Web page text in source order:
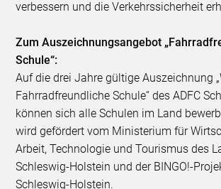
verbessern und die Verkehrssicherheit
Zum Auszeichnungsangebot
Schule“:
Auf die drei Jahre gültige Auszeichnung
Fahrradfreundliche Schule“ des ADFC
können sich alle Schulen im Land
wird gefördert vom Ministerium für
Arbeit, Technologie und Tourismus des
Schleswig-Holstein und der BINGO!-
Schleswig-Holstein.